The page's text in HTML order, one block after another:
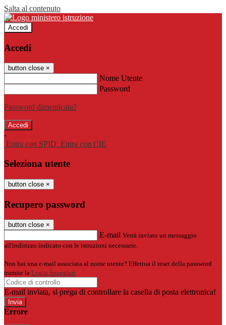
Salta al contenuto
Accedi
Accedi
button close ×
Nome Utente
Password
Password dimenticata?
-
Entra con SPID Entra con CIE
Seleziona utente
button close ×
Recupero password
button close ×
E-mail Verrà inviato un messaggio
all'indirizzo indicato con le istruzioni necessarie.
Non hai una e-mail associata al nome utente? Effettua il reset della password
tramite la Login Spaggiari
E-mail inviata, si prega di controllare la casella di posta elettronica!
Errore